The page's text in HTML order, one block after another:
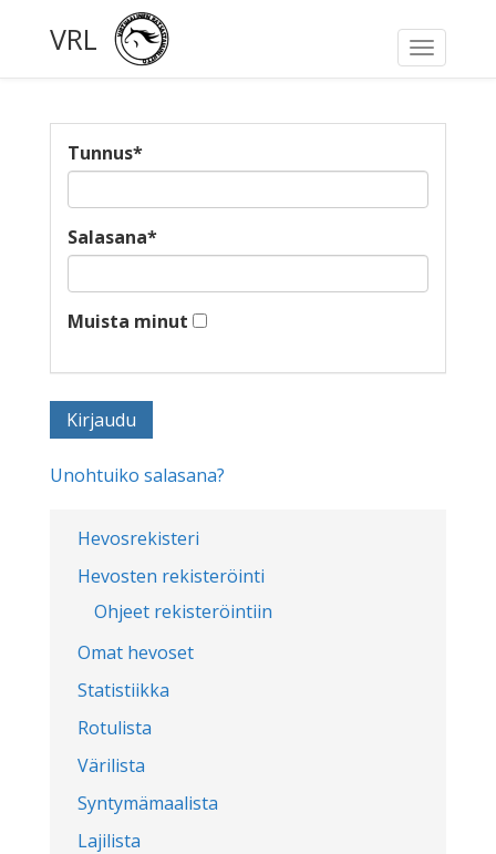
Toggle
VRL
Hevosrekisteri
Hevosten rekisteröinti
Ohjeet rekisteröintiin
Omat hevoset
Statistiikka
Rotulista
Värilista
Syntymämaalista
Lajilista
Tunnus*
Salasana*
Muista minut
Unohtuiko salasana?